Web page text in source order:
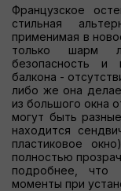
Французское
стильная
применимая в
только шарм
безопасность и
балкона -
либо же она
из большого окна
могут быть
находится
пластиковое
полностью
подробнее, что
моменты при